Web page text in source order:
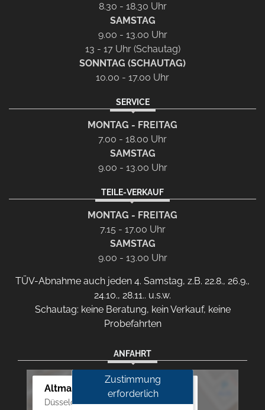
8.30 - 18.30 Uhr
SAMSTAG
9.00 - 13.00 Uhr
13 - 17 Uhr (Schautag)
SONNTAG (SCHAUTAG)
10.00 - 17.00 Uhr
SERVICE
MONTAG - FREITAG
7.00 - 18.00 Uhr
SAMSTAG
9.00 - 13.00 Uhr
TEILE-VERKAUF
MONTAG - FREITAG
7.15 - 17.00 Uhr
SAMSTAG
9.00 - 13.00 Uhr
TÜV-Abnahme auch jeden 4. Samstag, z.B. 22.8., 26.9.,
24.10., 28.11.. u.s.w.
Schautag: keine Beratung, kein Verkauf, keine
Probefahrten
ANFAHRT
Altmann Autoland
Düsseldorfer Str. 69 - 79, 42781 Haan
Zustimmung
erforderlich